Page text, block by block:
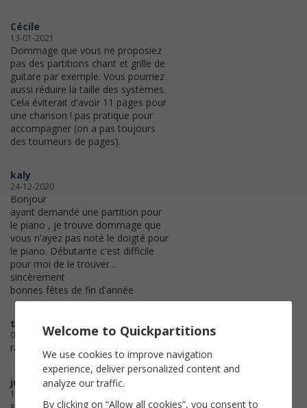
Cécile
13-01-2021
Dommage que vous ne proposiez
pas des partitions chant et grille de
guitare par exemple. Vous pourriez
aussi réduire la taille des systèmes.
Cela éviterait d'avoir 11 pages pour
une chanson ! pas pratique pour
accompagner (on a pas toujours
des tourneurs de pages).
kaly
24-12-2020
Bonjour
ayant demandé une partition pour
le piano , je trouve dommage que
vous n'ayez pas noté le doigté pour
le piano. Débutante c'est difficile
pour moi de le trouver...
sincèrement
bonnes fêtes de fin d'année
teemu38
07-12-2020
ras parfait
julie
14-11-2020
Welcome to Quickpartitions
We use cookies to improve navigation
experience, deliver personalized content and
analyze our traffic.
By clicking on “Allow all cookies”, you consent to